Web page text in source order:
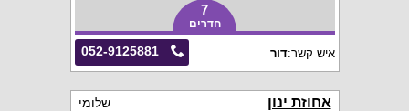
7
חדרים
052-9125881 איש קשר:דור
אחוזת ינון שלומי